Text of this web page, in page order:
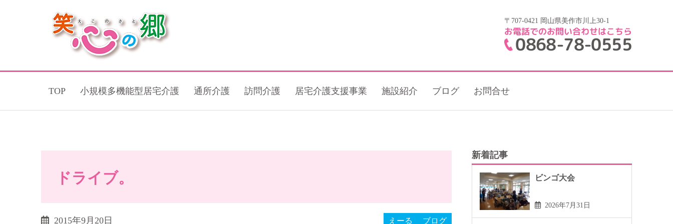
〒707-0421 岡山県美作市川上30-1
お電話でのお問い合わせはこちら
0868-78-0555
TOP 小規模多機能型居宅介護 通所介護 訪問介護 居宅介護支援事業 施設紹介 ブログ お問合せ
ドライブ。
2015年9月20日 えーる ブログ
新着記事
ビンゴ大会
2026年7月31日